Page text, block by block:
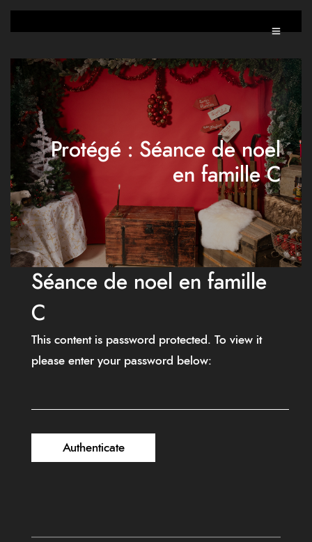
Protégé : Séance de noel
en famille C
Séance de noel en famille
C
This content is password protected. To view it
please enter your password below: